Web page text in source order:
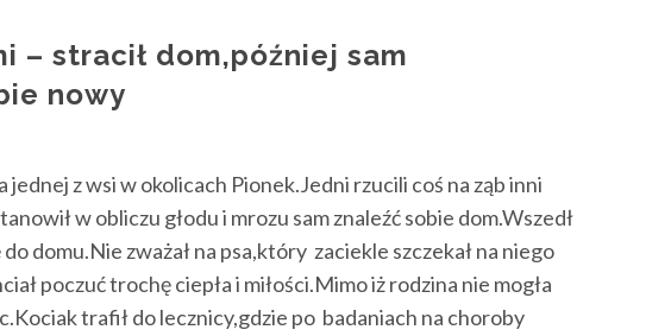
– stracił dom,później sam
nowy
jednej z wsi w okolicach Pionek.Jedni rzucili coś na ząb inni
w obliczu głodu i mrozu sam znaleźć sobie dom.Wszedł
domu.Nie zważał na psa,który zaciekle szczekał na niego
poczuć trochę ciepła i miłości.Mimo iż rodzina nie mogła
trafił do lecznicy,gdzie po badaniach na choroby